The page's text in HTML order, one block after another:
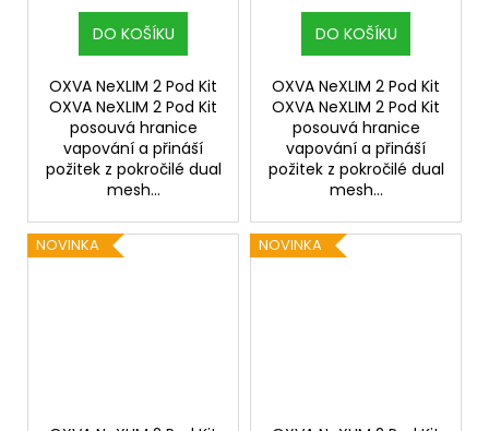
DO KOŠÍKU
OXVA NeXLIM 2 Pod Kit
OXVA NeXLIM 2 Pod Kit
posouvá hranice
vapování a přináší
požitek z pokročilé dual
mesh...
DO KOŠÍKU
OXVA NeXLIM 2 Pod Kit
OXVA NeXLIM 2 Pod Kit
posouvá hranice
vapování a přináší
požitek z pokročilé dual
mesh...
NOVINKA NOVINKA